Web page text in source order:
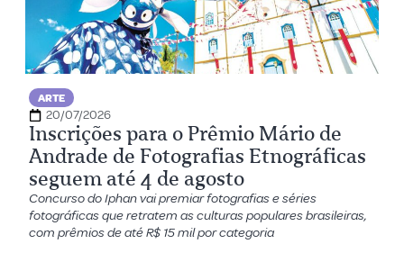
ARTE
20/07/2026
Inscrições para o Prêmio Mário de
Andrade de Fotografias Etnográficas
seguem até 4 de agosto
Concurso do Iphan vai premiar fotografias e séries
fotográficas que retratem as culturas populares brasileiras,
com prêmios de até R$ 15 mil por categoria